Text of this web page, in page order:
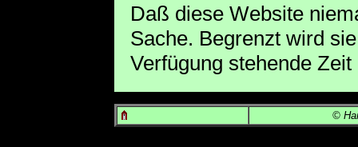
Daß diese Website
Sache. Begrenzt wird
Verfügung stehende Zeit
©